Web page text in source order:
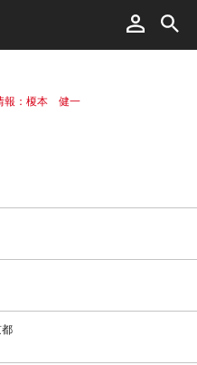
報：榎本 健一